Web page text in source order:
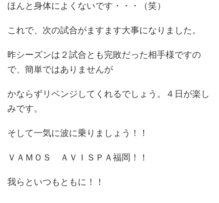
ほんと身体によくないです・・・（笑）
これで、次の試合がますます大事になりました。
昨シーズンは２試合とも完敗だった相手様ですの
で、簡単ではありませんが
かならずリベンジしてくれるでしょう。４日が楽し
みです。
そして一気に波に乗りましょう！！
ＶＡＭＯＳ ＡＶＩＳＰＡ福岡！！
我らといつもともに！！